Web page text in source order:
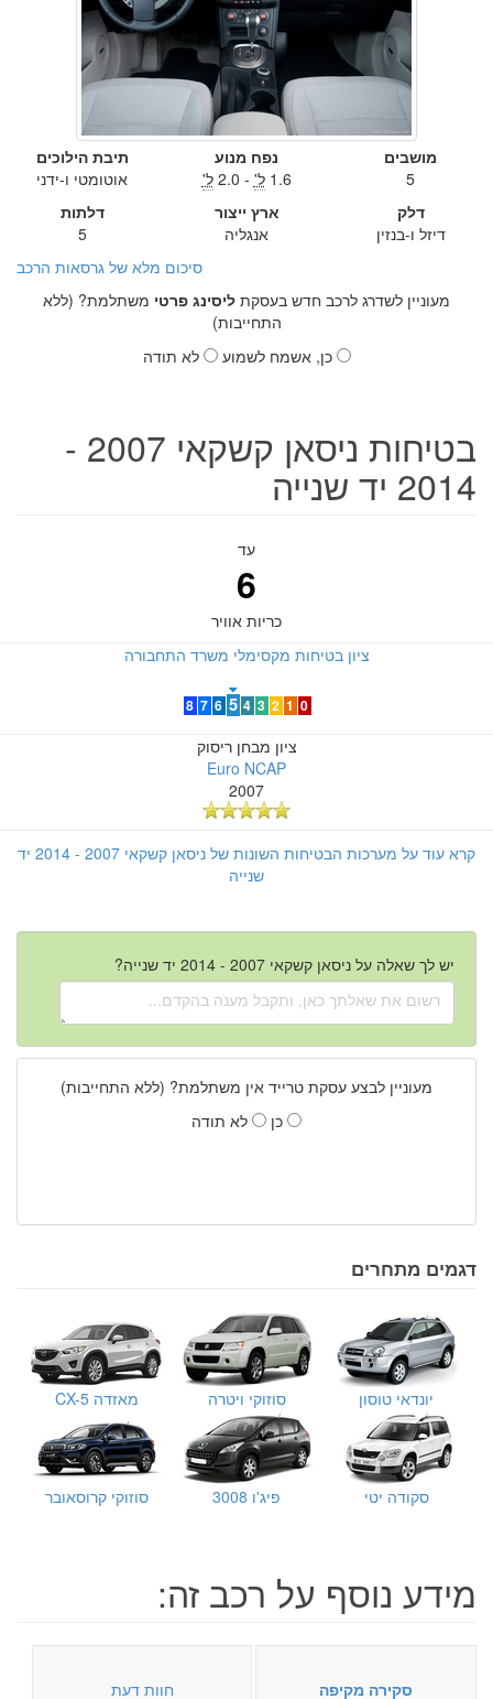
מושבים
5
נפח מנוע
1.6 ל' - 2.0 ל'
תיבת הילוכים
אוטומטי ו-ידני
דלק
דיזל ו-בנזין
ארץ ייצור
אנגליה
דלתות
5
סיכום מלא של גרסאות הרכב
מעוניין לשדרג לרכב חדש בעסקת ליסינג פרטי משתלמת? (ללא
התחייבות)
כן, אשמח לשמוע
לא תודה
בטיחות ניסאן קשקאי 2007 -
2014 יד שנייה
עד
6
כריות אוויר
ציון בטיחות מקסימלי משרד התחבורה
0
1
2
3
4
5
6
7
8
ציון מבחן ריסוק
Euro NCAP
2007
קרא עוד על מערכות הבטיחות השונות של ניסאן קשקאי 2007 - 2014 יד
שנייה
יש לך שאלה על ניסאן קשקאי 2007 - 2014 יד שנייה?
מעוניין לבצע עסקת טרייד אין משתלמת? (ללא התחייבות)
כן
לא תודה
דגמים מתחרים
יונדאי טוסון סוזוקי ויטרה מאזדה CX-5
סקודה יטי פיג'ו 3008 סוזוקי קרוסאובר
מידע נוסף על רכב זה:
סקירה מקיפה חוות דעת